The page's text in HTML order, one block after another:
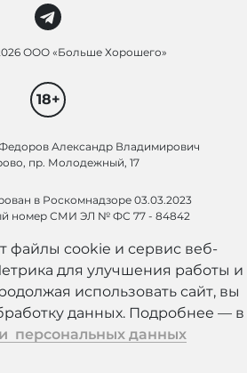
ООО «Больше Хорошего»
18+
Александр Владимирович
пр. Молодежный, 17
в Роскомнадзоре 03.03.2023
номер СМИ ЭЛ № ФС 77 - 84842
файлы cookie и сервис веб-
для улучшения работы и
использовать сайт, вы
данных. Подробнее — в
персональных данных